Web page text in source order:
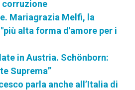
corruzione
Mariagrazia Melfi, la
alta forma d'amore per i
in Austria. Schönborn:
Suprema”
parla anche all’Italia di